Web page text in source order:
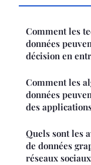
Comment les
données
décision en
Comment les
données
des
Quels sont les
de données
réseaux